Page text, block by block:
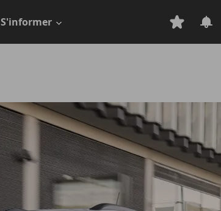
S'informer